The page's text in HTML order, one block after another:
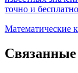
точно и
Математические